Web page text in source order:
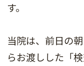
す。
当院は、前日の
らお渡しした「